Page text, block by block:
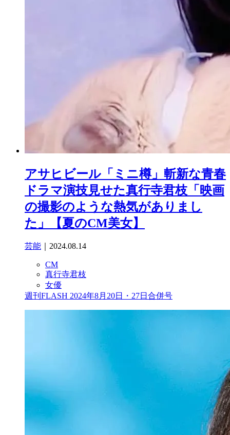
アサヒビール「ミニ樽」斬新な青春
ドラマ演技見せた真行寺君枝「映画
の撮影のような熱気がありまし
た」【夏のCM美女】
芸能 ｜2024.08.14
CM
真行寺君枝
女優
週刊FLASH 2024年8月20日・27日合併号